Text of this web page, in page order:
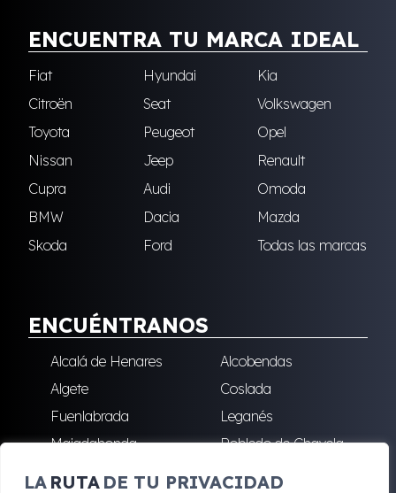
LA RUTA DE TU PRIVACIDAD
ENCUENTRA TU MARCA IDEAL
Fiat Hyundai
Kia
Citroën
Seat
Volkswagen
Toyota
Peugeot
Opel
Nissan
Jeep
Renault
Cupra
Audi
Omoda
BMW
Dacia
Mazda
Skoda
Ford Todas las marcas
ENCUÉNTRANOS
Alcalá de Henares
Alcobendas
Algete
Coslada
Fuenlabrada
Leganés
Majadahonda
Robledo de Chavela
Reyes